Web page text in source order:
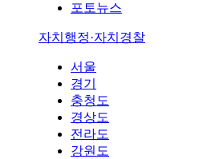
포토뉴스
자치행정·자치경찰
서울
경기
충청도
경상도
전라도
강원도